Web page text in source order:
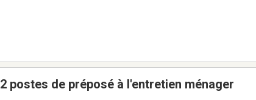
2 postes de préposé à l'entretien ménager